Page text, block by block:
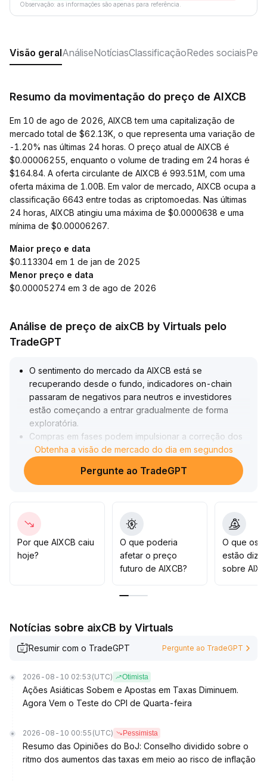
Observação: as informações são apenas para referência.
Visão geralAnáliseNotíciasClassificaçãoRedes sociais
Resumo da movimentação do preço de AIXCB
Em 10 de ago de 2026, AIXCB tem uma capitalização de
mercado total de $62.13K, o que representa uma variação de
-1.20% nas últimas 24 horas. O preço atual de AIXCB é
$0.00006255, enquanto o volume de trading em 24 horas é
$164.84. A oferta circulante de AIXCB é 993.51M, com uma
oferta máxima de 1.00B. Em valor de mercado, AIXCB ocupa a
classificação 6643 entre todas as criptomoedas. Nas últimas
24 horas, AIXCB atingiu uma máxima de $0.0000638 e uma
mínima de $0.00006267.
Maior preço e data
$0.113304 em 1 de jan de 2025
Menor preço e data
$0.00005274 em 3 de ago de 2026
Análise de preço de aixCB by Virtuals pelo
TradeGPT
O sentimento do mercado da AIXCB está se
recuperando desde o fundo, indicadores on-chain
passaram de negativos para neutros e investidores
estão começando a entrar gradualmente de forma
exploratória.
Compras em fases podem impulsionar a correção dos
desvios de preço
Após a redução do efeito alavancagem, o mercado
entra em uma fase de expansão saudável, com
O preço tem fundamentos para uma subida estável
No curto prazo, atenção à quebra efetiva e à interação
entre preço, volume e posições na faixa de 3,85–4,10.
A estratégia recomendada é montar posições em
quedas, sendo cauteloso com ajustes técnicos
Obtenha a visão de mercado do dia em segundos
Pergunte ao TradeGPT
Por que AIXCB caiu
hoje?
O que poderia
afetar o preço
futuro de AIXCB?
O que os
estão
sobre
Notícias sobre aixCB by Virtuals
Resumir com o TradeGPT Pergunte ao TradeGPT
2026-08-10 02:53 (UTC) Otimista
Ações Asiáticas Sobem e Apostas em Taxas Diminuem.
Agora Vem o Teste do CPI de Quarta-feira
2026-08-10 00:55 (UTC) Pessimista
Resumo das Opiniões do BoJ: Conselho dividido sobre o
ritmo dos aumentos das taxas em meio ao risco de inflação